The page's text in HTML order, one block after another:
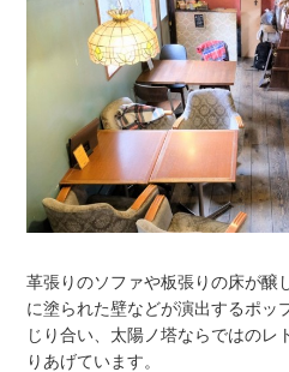
革張りのソファや板張りの床が醸
に塗られた壁などが演出するポッ
じり合い、太陽ノ塔ならではのレ
りあげています。